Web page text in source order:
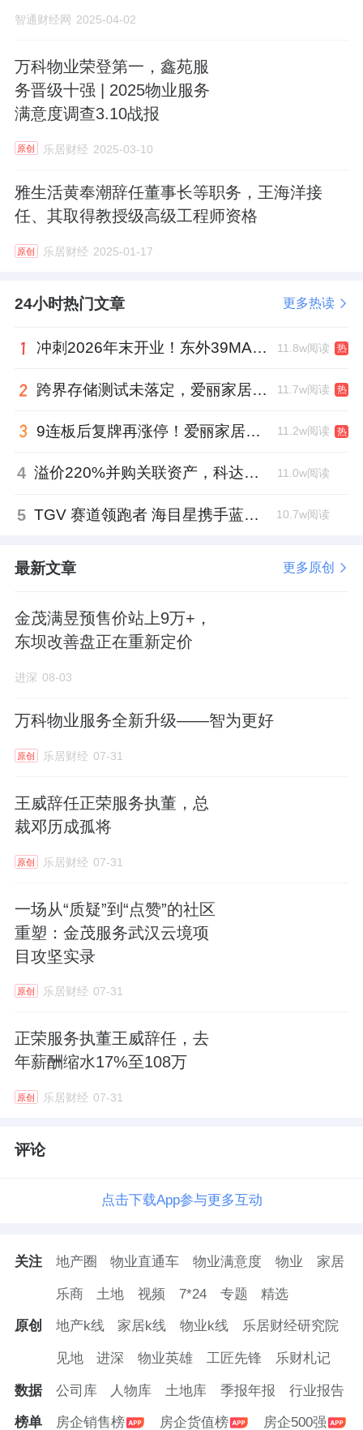
智通财经网 2025-04-02
万科物业荣登第一，鑫苑服
务晋级十强 | 2025物业服务
满意度调查3.10战报
原创 乐居财经 2025-03-10
雅生活黄奉潮辞任董事长等职务，王海洋接
任、其取得教授级高级工程师资格
原创 乐居财经 2025-01-17
24小时热门文章 更多热读
冲刺2026年末开业！东外39MALL全球招商启幕，重构东直门商圈格局 11.8w阅读 热
跨界存储测试未落定，爱丽家居复牌前自揭多重风险 11.7w阅读 热
9连板后复牌再涨停！爱丽家居市盈率318倍，跨界收购案尚未落地 11.2w阅读 热
4 溢价220%并购关联资产，科达制造近75亿元重组被否 11.0w阅读
5 TGV 赛道领跑者 海目星携手蓝思科技掘金先进封装 10.7w阅读
最新文章 更多原创
金茂满昱预售价站上9万+，
东坝改善盘正在重新定价
进深 08-03
万科物业服务全新升级——智为更好
原创 乐居财经 07-31
王威辞任正荣服务执董，总
裁邓历成孤将
原创 乐居财经 07-31
一场从“质疑”到“点赞”的社区
重塑：金茂服务武汉云境项
目攻坚实录
原创 乐居财经 07-31
正荣服务执董王威辞任，去
年薪酬缩水17%至108万
原创 乐居财经 07-31
评论
点击下载App参与更多互动
关注 地产圈 物业直通车 物业满意度 物业 家居
乐商 土地 视频 7*24 专题 精选
原创 地产k线 家居k线 物业k线 乐居财经研究院
见地 进深 物业英雄 工匠先锋 乐财札记
数据 公司库 人物库 土地库 季报年报 行业报告
榜单 房企销售榜 房企货值榜 房企500强